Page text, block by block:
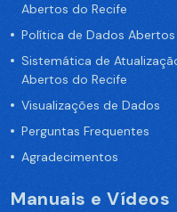
Abertos do Recife
Política de Dados
Sistemática de
Abertos do Recife
Visualizações de Dados
Perguntas Frequentes
Agradecimentos
Manuais e Vídeos